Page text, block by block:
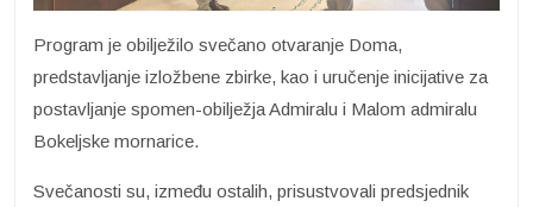
Program je obilježilo svečano otvaranje Doma,
predstavljanje izložbene zbirke, kao i uručenje inicijative za
postavljanje spomen-obilježja Admiralu i Malom admiralu
Bokeljske mornarice.
Svečanosti su, između ostalih, prisustvovali predsjednik